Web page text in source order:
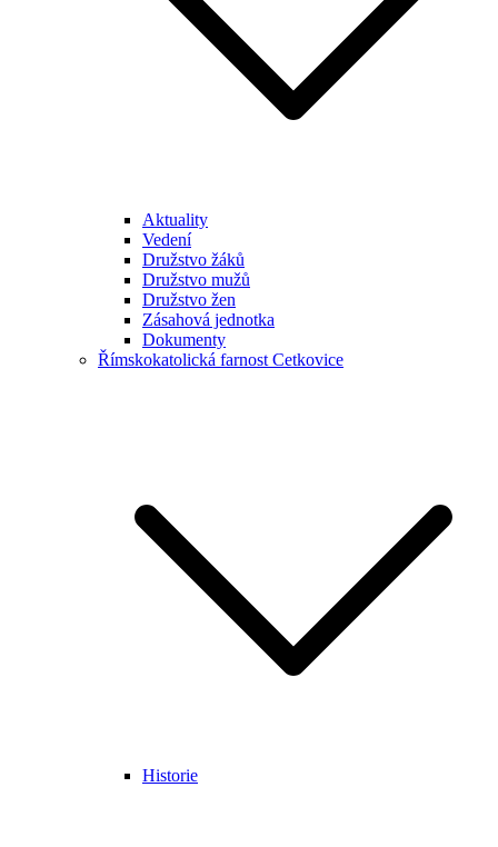
Aktuality
Vedení
Družstvo žáků
Družstvo mužů
Družstvo žen
Zásahová jednotka
Dokumenty
Římskokatolická farnost Cetkovice
Historie